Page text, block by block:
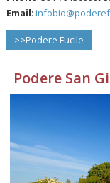
Email:
>>Podere Fucile
Podere San